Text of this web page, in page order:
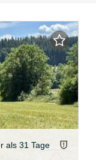
als 31 Tage